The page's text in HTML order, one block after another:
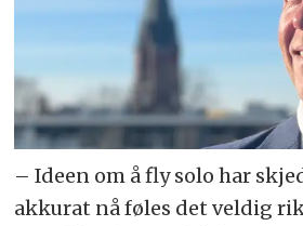
– Ideen om å fly solo har
akkurat nå føles det veldig